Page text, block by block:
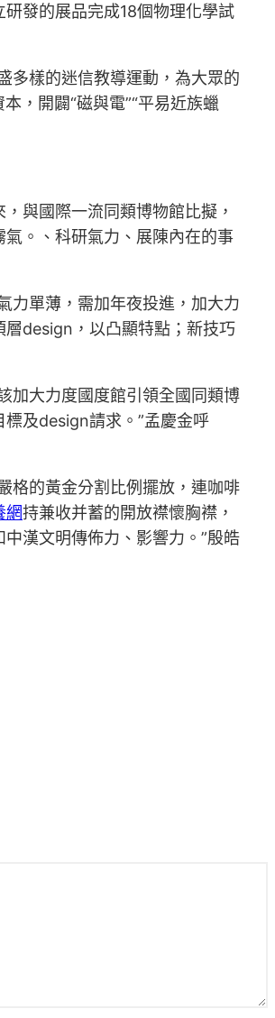
發的展品完成18個物理化學試
多樣的迷信教導運動，為大眾的
，開闢“磁與電”“平易近族蠟
與國際一流同類博物館比擬，
。、科研氣力、展陳內在的事
力單薄，需加年夜投進，加大力
design，以凸顯特點；新技巧
加大力度國度館引領全國同類博
標及design請求。”孟慶金呼
格的黃金分割比例擺放，連咖啡
網持兼收并蓄的開放襟懷胸襟，
漢文明傳佈力、影響力。”殷皓